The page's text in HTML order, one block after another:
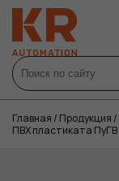
Главная / Продукция /
ПВХ пластиката ПуГВ